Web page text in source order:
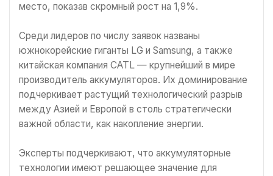
место, показав скромный рост на 1,9%.
Среди лидеров по числу заявок названы
южнокорейские гиганты LG и Samsung, а также
китайская компания CATL — крупнейший в мире
производитель аккумуляторов. Их доминирование
подчеркивает растущий технологический разрыв
между Азией и Европой в столь стратегически
важной области, как накопление энергии.
Эксперты подчеркивают, что аккумуляторные
технологии имеют решающее значение для